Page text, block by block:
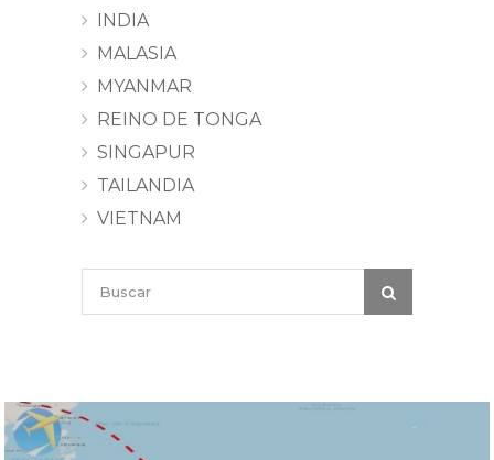
INDIA
MALASIA
MYANMAR
REINO DE TONGA
SINGAPUR
TAILANDIA
VIETNAM